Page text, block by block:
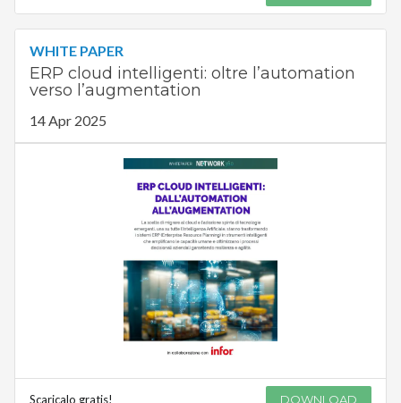
WHITE PAPER
ERP cloud intelligenti: oltre l’automation
verso l’augmentation
14 Apr 2025
Scaricalo gratis! DOWNLOAD